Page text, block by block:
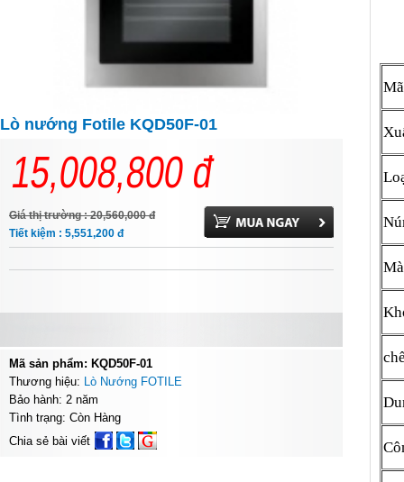
Lò nướng Fotile KQD50F-01
15,008,800đ
Giá thị trường : 20,560,000đ
Tiết kiệm : 5,551,200 đ
Mã sản phẩm: KQD50F-01
Thương hiệu: Lò Nướng FOTILE
Bảo hành: 2 năm
Tình trạng: Còn Hàng
Chia sẻ bài viết